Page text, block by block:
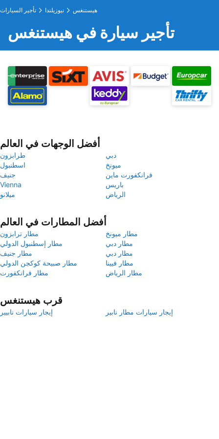
تأجير السيارات نيوزيلندا هيستنغس
تأجير سيارة في هيستنغس
أفضل الوجهات في العالم
طرابزون
دبي
اسطنبول
ميونخ
جنيف
فرانكفورت ماين
Vienna
باريس
ميلانو
الرياض
أفضل المطارات في العالم
مطار ترابزون
مطار ميونخ
مطار إسطنبول الدولي
مطار دبي
مطار جنيف
مطار دبي
مطار صبيحة كوكجن الدولي
مطار فيينا
مطار فرانكفورت
مطار الرياض
قرب هيستنغس
إيجار سيارات نابيير إيجار سيارات مطار نابير